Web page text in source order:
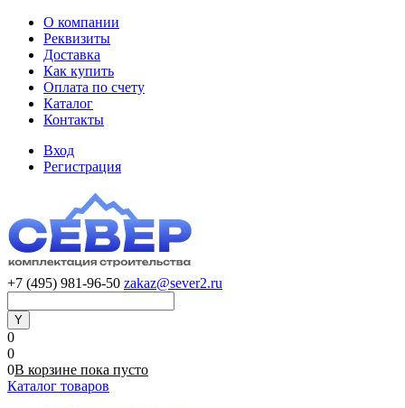
О компании
Реквизиты
Доставка
Как купить
Оплата по счету
Каталог
Контакты
Вход
Регистрация
+7 (495) 981-96-50 zakaz@sever2.ru
0
0
0В корзине пока пусто
Каталог товаров